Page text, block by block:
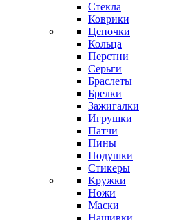
Стекла
Коврики
Цепочки
Кольца
Перстни
Серьги
Браслеты
Брелки
Зажигалки
Игрушки
Патчи
Пины
Подушки
Стикеры
Кружки
Ножи
Маски
Нашивки